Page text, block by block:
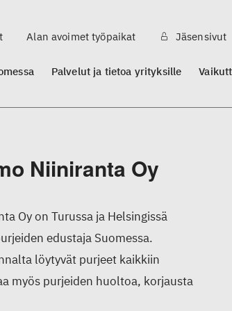
Alan avoimet työpaikat Jäsensivut
Palvelut ja tietoa yrityksille
Niiniranta Oy
Oy on Turussa ja Helsingissä
edustaja Suomessa.
löytyvät purjeet kaikkiin
myös purjeiden huoltoa, korjausta